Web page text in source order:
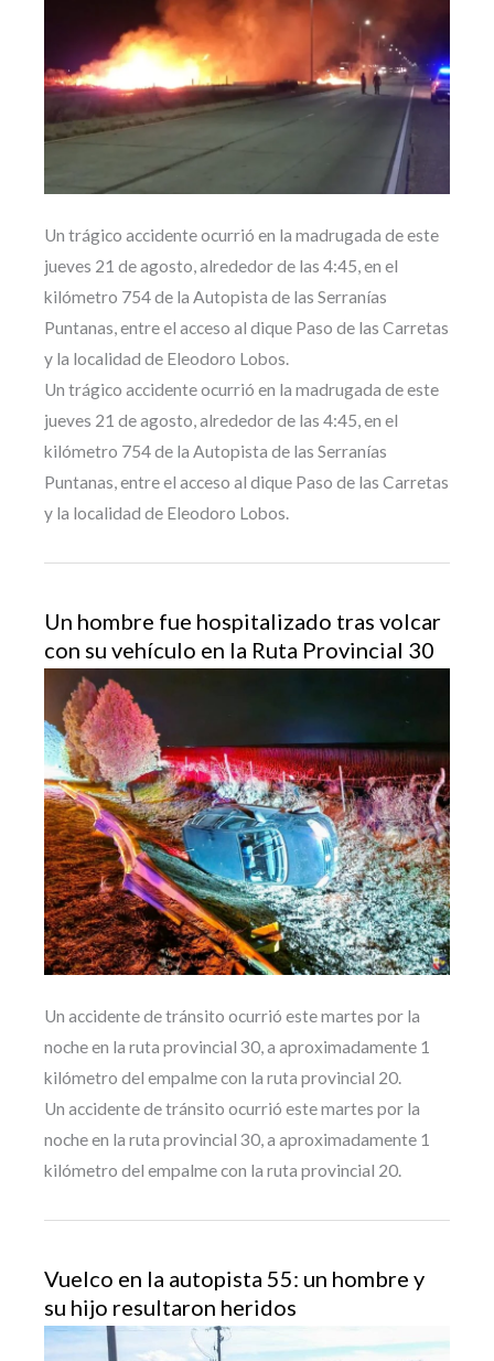
Un trágico accidente ocurrió en la madrugada de este
jueves 21 de agosto, alrededor de las 4:45, en el
kilómetro 754 de la Autopista de las Serranías
Puntanas, entre el acceso al dique Paso de las Carretas
y la localidad de Eleodoro Lobos.
Un trágico accidente ocurrió en la madrugada de este
jueves 21 de agosto, alrededor de las 4:45, en el
kilómetro 754 de la Autopista de las Serranías
Puntanas, entre el acceso al dique Paso de las Carretas
y la localidad de Eleodoro Lobos.
Un hombre fue hospitalizado tras volcar
con su vehículo en la Ruta Provincial 30
Un accidente de tránsito ocurrió este martes por la
noche en la ruta provincial 30, a aproximadamente 1
kilómetro del empalme con la ruta provincial 20.
Un accidente de tránsito ocurrió este martes por la
noche en la ruta provincial 30, a aproximadamente 1
kilómetro del empalme con la ruta provincial 20.
Vuelco en la autopista 55: un hombre y
su hijo resultaron heridos